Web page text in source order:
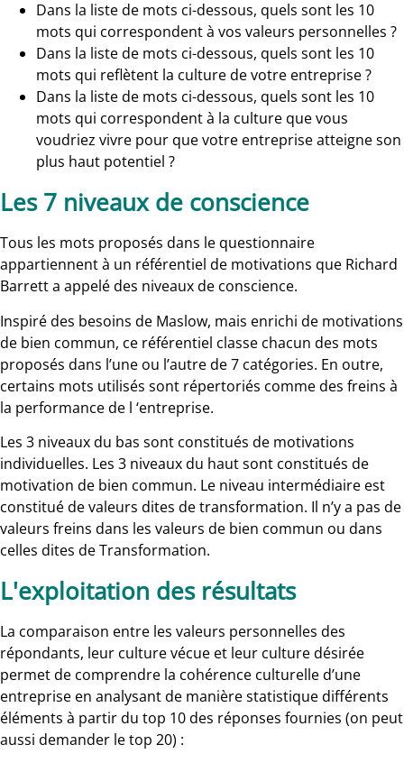
Dans la liste de mots ci-dessous, quels sont les 10
mots qui correspondent à vos valeurs personnelles ?
Dans la liste de mots ci-dessous, quels sont les 10
mots qui reflètent la culture de votre entreprise ?
Dans la liste de mots ci-dessous, quels sont les 10
mots qui correspondent à la culture que vous
voudriez vivre pour que votre entreprise atteigne son
plus haut potentiel ?
Les 7 niveaux de conscience
Tous les mots proposés dans le questionnaire
appartiennent à un référentiel de motivations que Richard
Barrett a appelé des niveaux de conscience.
Inspiré des besoins de Maslow, mais enrichi de motivations
de bien commun, ce référentiel classe chacun des mots
proposés dans l’une ou l’autre de 7 catégories. En outre,
certains mots utilisés sont répertoriés comme des freins à
la performance de l ‘entreprise.
Les 3 niveaux du bas sont constitués de motivations
individuelles. Les 3 niveaux du haut sont constitués de
motivation de bien commun. Le niveau intermédiaire est
constitué de valeurs dites de transformation. Il n’y a pas de
valeurs freins dans les valeurs de bien commun ou dans
celles dites de Transformation.
L'exploitation des résultats
La comparaison entre les valeurs personnelles des
répondants, leur culture vécue et leur culture désirée
permet de comprendre la cohérence culturelle d’une
entreprise en analysant de manière statistique différents
éléments à partir du top 10 des réponses fournies (on peut
aussi demander le top 20) :